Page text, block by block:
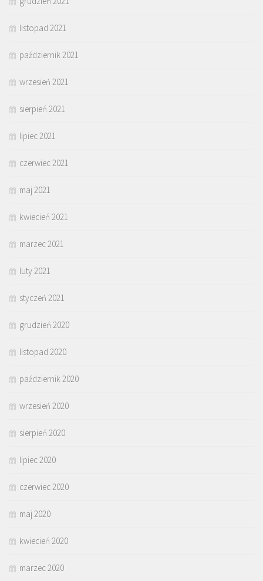
listopad 2021
październik 2021
wrzesień 2021
sierpień 2021
lipiec 2021
czerwiec 2021
maj 2021
kwiecień 2021
marzec 2021
luty 2021
styczeń 2021
grudzień 2020
listopad 2020
październik 2020
wrzesień 2020
sierpień 2020
lipiec 2020
czerwiec 2020
maj 2020
kwiecień 2020
marzec 2020